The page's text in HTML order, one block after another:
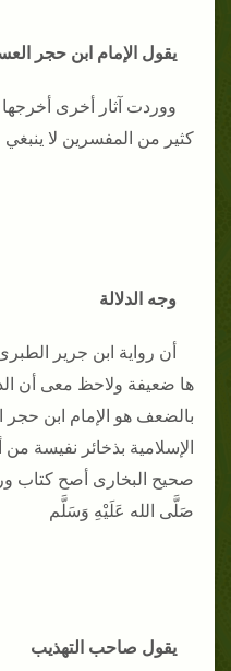
يقول الإمام ابن حجر
ووردت آثار أخرى أخرجها
كثير من المفسرين لا ينبغي
وجه الدلالة
أن رواية ابن جرير
ها ضعيفة ولاحظ معى أن
بالضعف هو الإمام ابن حجر
الإسلامية بذخائر نفيسة
صحيح البخارى أصح كتاب
صَلَّى الله عَلَيْهِ وَسَلَّم
يقول صاحب التهذيب